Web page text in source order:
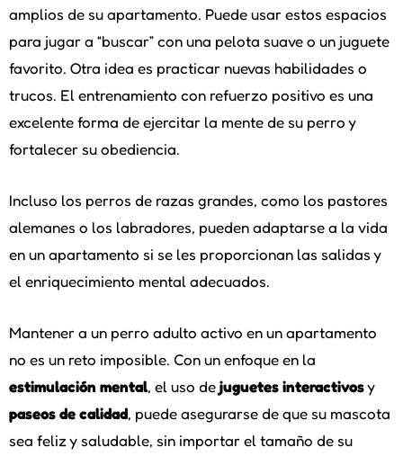
amplios de su apartamento. Puede usar estos espacios
para jugar a “buscar” con una pelota suave o un juguete
favorito. Otra idea es practicar nuevas habilidades o
trucos. El entrenamiento con refuerzo positivo es una
excelente forma de ejercitar la mente de su perro y
fortalecer su obediencia.
Incluso los perros de razas grandes, como los pastores
alemanes o los labradores, pueden adaptarse a la vida
en un apartamento si se les proporcionan las salidas y
el enriquecimiento mental adecuados.
Mantener a un perro adulto activo en un apartamento
no es un reto imposible. Con un enfoque en la
estimulación mental, el uso dejuguetes interactivosy
paseos de calidad, puede asegurarse de que su mascota
sea feliz y saludable, sin importar el tamaño de su